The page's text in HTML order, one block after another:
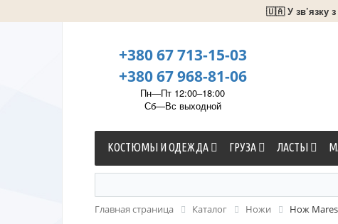
🇺🇦 У зв’язку
+380 67 713-15-03
+380 67 968-81-06
Пн—Пт 12:00–18:00
Сб—Вс выходной
КОСТЮМЫ И ОДЕЖДА ГРУЗА ЛАСТЫ
Главная страница Каталог Ножи Нож